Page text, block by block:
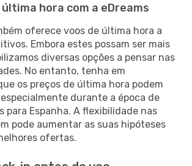
hora com a eDreams
oferece voos de última hora a
Embora estes possam ser mais
diversas opções a pensar nas
No entanto, tenha em
os preços de última hora podem
durante a época de
para Espanha. A flexibilidade nas
pode aumentar as suas hipóteses
ofertas.